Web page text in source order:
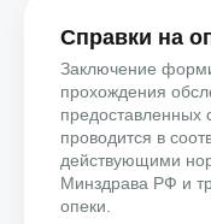
Справки на
Заключение
прохождения
предоставленных
проводится в
действующими
Минздрава РФ и
опеки.